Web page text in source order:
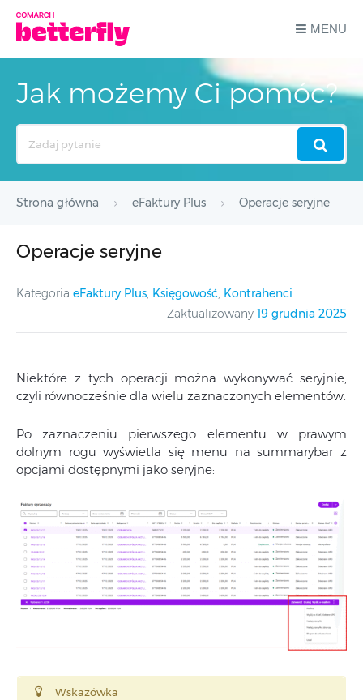
MENU
Jak możemy Ci pomóc?
Strona główna eFaktury Plus Operacje seryjne
Operacje seryjne
Kategoria eFaktury Plus, Księgowość, Kontrahenci
Zaktualizowany 19 grudnia 2025
Niektóre z tych operacji można wykonywać seryjnie,
czyli równocześnie dla wielu zaznaczonych elementów.
Po zaznaczeniu pierwszego elementu w prawym
dolnym rogu wyświetla się menu na summarybar z
opcjami dostępnymi jako seryjne:
Wskazówka